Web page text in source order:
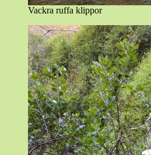
Vackra ruffa klippor